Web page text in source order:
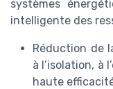
systèmes
intelligente des
Réduction de
à l’isolation, à
haute